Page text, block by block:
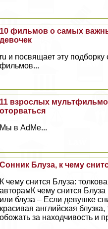
10 фильмов о самых
девочек
ru и посвящает эту
фильмов...
11 взрослых
оторваться
Мы в AdMe...
Сонник Блуза, к чему
К чему снится Блуза:
авторамК чему снится Блуза
или блуза – Если дeвyшке
красивая английская блузка,
обожать за находчивость и